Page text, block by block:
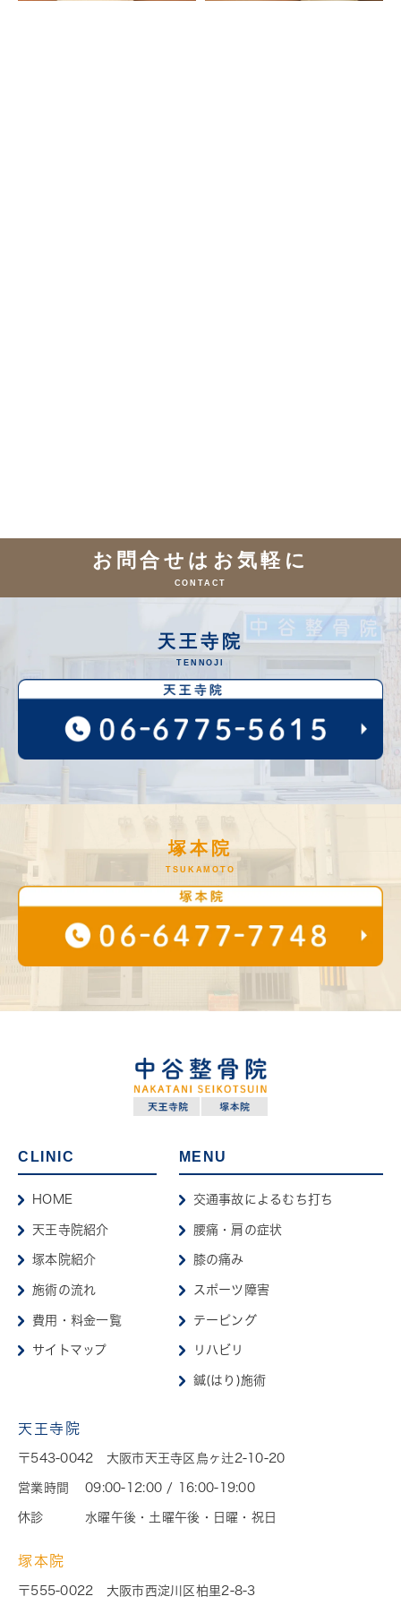
お問合せはお気軽に
CONTACT
天王寺院
TENNOJI
塚本院
TSUKAMOTO
CLINIC
HOME
天王寺院紹介
塚本院紹介
施術の流れ
費用・料金一覧
サイトマップ
MENU
交通事故によるむち打ち
腰痛・肩の症状
膝の痛み
スポーツ障害
テーピング
リハビリ
鍼(はり)施術
天王寺院
〒543-0042 大阪市天王寺区烏ヶ辻2-10-20
営業時間 09:00-12:00 / 16:00-19:00
休診 水曜午後・土曜午後・日曜・祝日
塚本院
〒555-0022 大阪市西淀川区柏里2-8-3